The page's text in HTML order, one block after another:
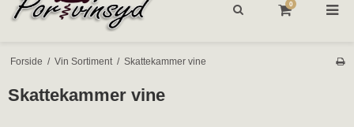
0
Forside / Vin Sortiment / Skattekammer vine
Skattekammer vine